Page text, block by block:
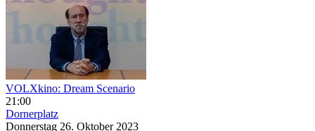
VOLXkino: Dream Scenario
21:00
Dornerplatz
Donnerstag 26. Oktober 2023